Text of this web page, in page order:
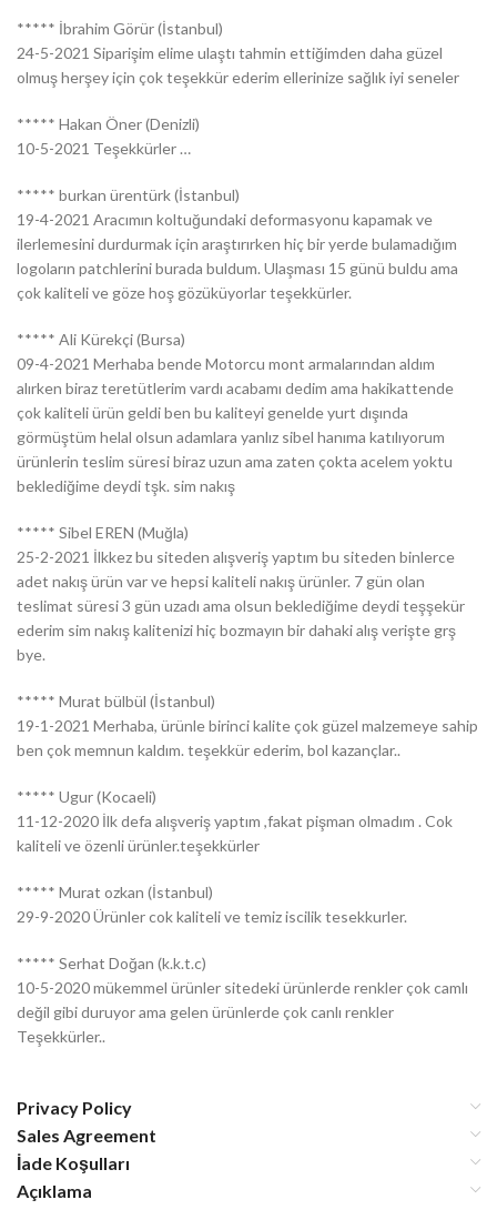
***** İbrahim Görür (İstanbul)
24-5-2021 Siparişim elime ulaştı tahmin ettiğimden daha güzel
olmuş herşey için çok teşekkür ederim ellerinize sağlık iyi seneler
***** Hakan Öner (Denizli)
10-5-2021 Teşekkürler …
***** burkan ürentürk (İstanbul)
19-4-2021 Aracımın koltuğundaki deformasyonu kapamak ve
ilerlemesini durdurmak için araştırırken hiç bir yerde bulamadığım
logoların patchlerini burada buldum. Ulaşması 15 günü buldu ama
çok kaliteli ve göze hoş gözüküyorlar teşekkürler.
***** Ali Kürekçi (Bursa)
09-4-2021 Merhaba bende Motorcu mont armalarından aldım
alırken biraz teretütlerim vardı acabamı dedim ama hakikattende
çok kaliteli ürün geldi ben bu kaliteyi genelde yurt dışında
görmüştüm helal olsun adamlara yanlız sibel hanıma katılıyorum
ürünlerin teslim süresi biraz uzun ama zaten çokta acelem yoktu
beklediğime deydi tşk. sim nakış
***** Sibel EREN (Muğla)
25-2-2021 İlkkez bu siteden alışveriş yaptım bu siteden binlerce
adet nakış ürün var ve hepsi kaliteli nakış ürünler. 7 gün olan
teslimat süresi 3 gün uzadı ama olsun beklediğime deydi teşşekür
ederim sim nakış kalitenizi hiç bozmayın bir dahaki alış verişte grş
bye.
***** Murat bülbül (İstanbul)
19-1-2021 Merhaba, ürünle birinci kalite çok güzel malzemeye sahip
ben çok memnun kaldım. teşekkür ederim, bol kazançlar..
***** Ugur (Kocaeli)
11-12-2020 İlk defa alışveriş yaptım ,fakat pişman olmadım . Cok
kaliteli ve özenli ürünler.teşekkürler
***** Murat ozkan (İstanbul)
29-9-2020 Ürünler cok kaliteli ve temiz iscilik tesekkurler.
***** Serhat Doğan (k.k.t.c)
10-5-2020 mükemmel ürünler sitedeki ürünlerde renkler çok camlı
değil gibi duruyor ama gelen ürünlerde çok canlı renkler
Teşekkürler..
Privacy Policy
Sales Agreement
İade Koşulları
Açıklama